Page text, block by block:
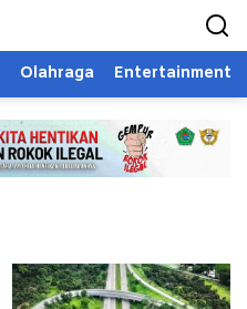
Olahraga Entertainment